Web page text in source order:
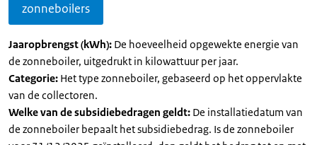
zonneboilers
Jaaropbrengst (kWh): De hoeveelheid opgewekte energie van
de zonneboiler, uitgedrukt in kilowattuur per jaar.
Categorie: Het type zonneboiler, gebaseerd op het oppervlakte
van de collectoren.
Welke van de subsidiebedragen geldt: De installatiedatum van
de zonneboiler bepaalt het subsidiebedrag. Is de zonneboiler